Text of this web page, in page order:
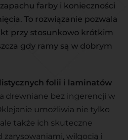
farby i konieczności
To rozwiązanie pozwala
przy stosunkowo krótkim
gdy ramy są w dobrym
folii i laminatów
drewniane bez ingerencji w
umożliwia nie tylko
także ich skuteczne
zarysowaniami, wilgocią i